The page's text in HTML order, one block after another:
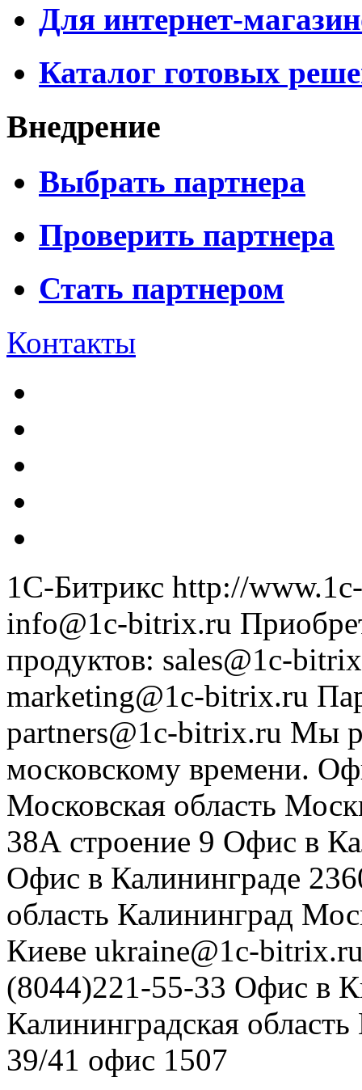
Для интернет-
Каталог готовых
Внедрение
Выбрать партнера
Проверить партнера
Стать партнером
Контакты
1С-Битрикс http://
info@1c-bitrix.ru
продуктов: sales@1c-
marketing@1c-bitrix.ru
partners@1c-bitrix.ru Мы
московскому времени.
Московская область
38А строение 9 Офис в
Офис в Калининграде
область Калининград
Киеве ukraine@1c-
(8044)221-55-33 Офис в
Калининградская область
39/41 офис 1507